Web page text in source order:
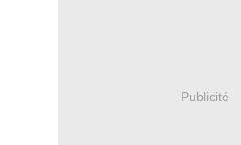
Publicité